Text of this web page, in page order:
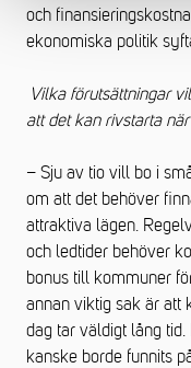
och
ekonomiska politik
Vilka förutsättningar
att det kan rivstarta
– Sju av tio vill bo i
om att det behöver
attraktiva lägen.
och ledtider behöver
bonus till kommuner
annan viktig sak är att
dag tar väldigt lång
kanske borde funnits